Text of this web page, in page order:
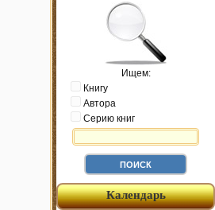
Ищем:
Книгу
Автора
Серию книг
Календарь